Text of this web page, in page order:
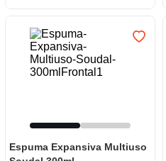
Espuma Expansiva Multiuso